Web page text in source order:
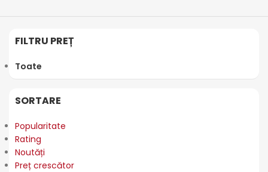
FILTRU PREȚ
Toate
SORTARE
Popularitate
Rating
Noutăți
Preț crescător